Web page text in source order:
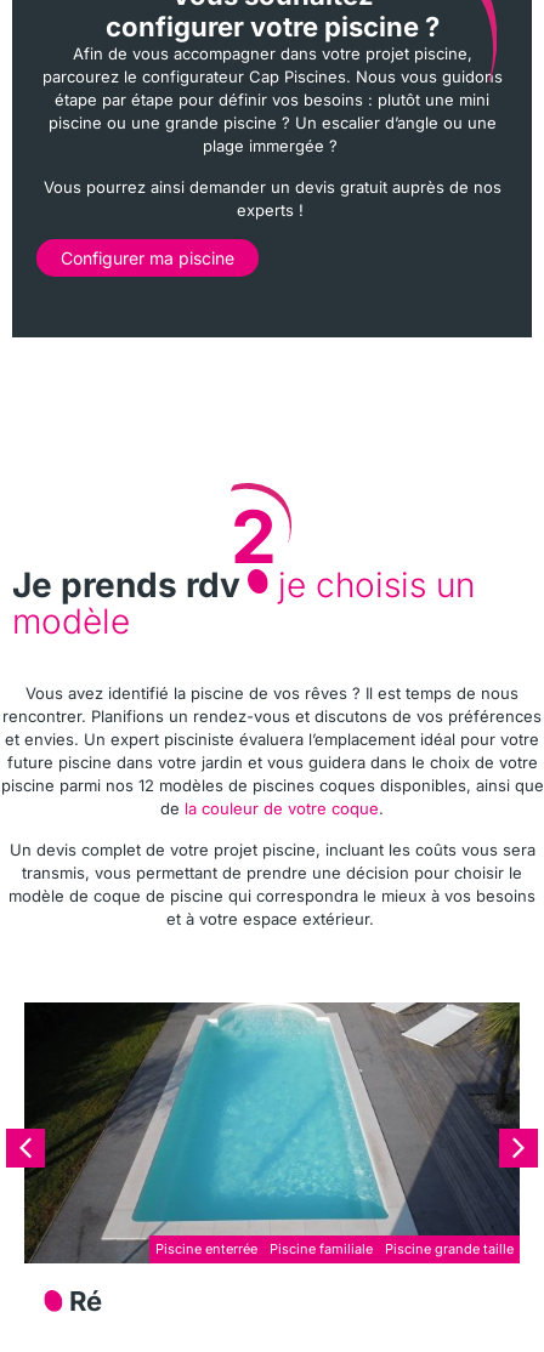
configurer votre piscine ?
Afin de vous accompagner dans votre projet piscine,
parcourez le configurateur Cap Piscines. Nous vous guidons
étape par étape pour définir vos besoins : plutôt une mini
piscine ou une grande piscine ? Un escalier d’angle ou une
plage immergée ?
Vous pourrez ainsi demander un devis gratuit auprès de nos
experts !
Configurer ma piscine
2
Je prends rdv
je choisis un
modèle
Vous avez identifié la piscine de vos rêves ? Il est temps de nous
rencontrer. Planifions un rendez-vous et discutons de vos préférences
et envies. Un expert pisciniste évaluera l’emplacement idéal pour votre
future piscine dans votre jardin et vous guidera dans le choix de votre
piscine parmi nos 12 modèles de piscines coques disponibles, ainsi que
de la couleur de votre coque.
Un devis complet de votre projet piscine, incluant les coûts vous sera
transmis, vous permettant de prendre une décision pour choisir le
modèle de coque de piscine qui correspondra le mieux à vos besoins
et à votre espace extérieur.
Piscine enterrée Piscine familiale Piscine grande taille
Ré